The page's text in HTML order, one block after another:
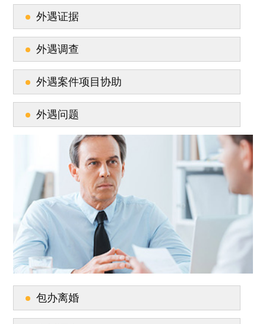
外遇证据
外遇调查
外遇案件项目协助
外遇问题
包办离婚